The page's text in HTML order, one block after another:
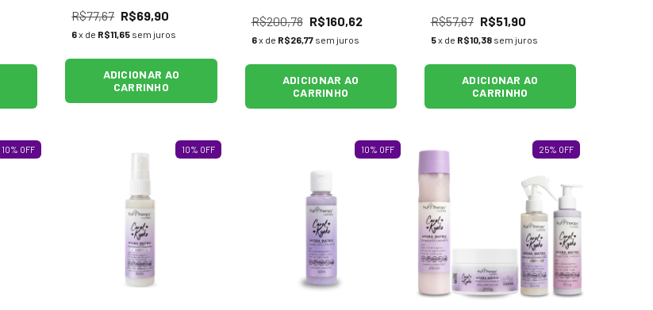
R$77,67 R$69,90
6x de R$11,65 sem juros
ADICIONAR AO
CARRINHO
R$200,78 R$160,62
6x de R$26,77 sem juros
ADICIONAR AO
CARRINHO
R$57,67 R$51,90
5x de R$10,38 sem juros
ADICIONAR AO
CARRINHO
10% OFF 10% OFF 10% OFF 25% OFF